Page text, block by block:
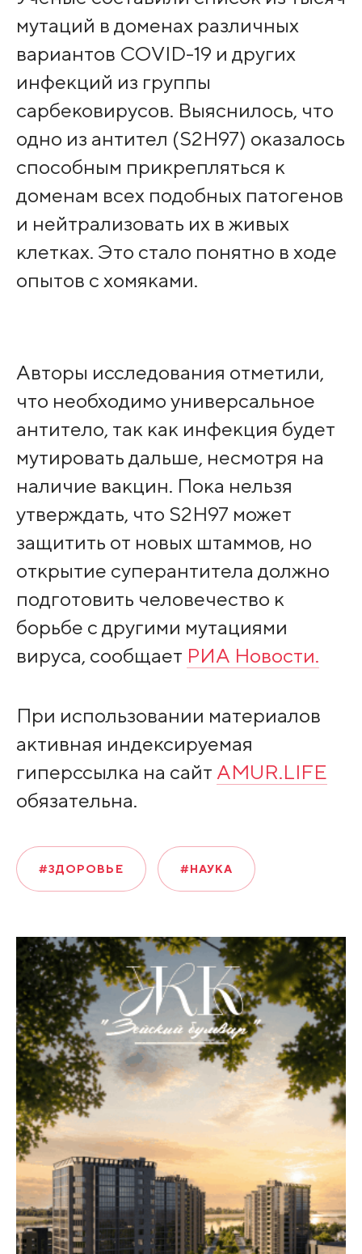
мутаций в доменах различных
вариантов COVID-19 и других
инфекций из группы
сарбековирусов. Выяснилось, что
одно из антител (S2H97) оказалось
способным прикрепляться к
доменам всех подобных патогенов
и нейтрализовать их в живых
клетках. Это стало понятно в ходе
опытов с хомяками.
Авторы исследования отметили,
что необходимо универсальное
антитело, так как инфекция будет
мутировать дальше, несмотря на
наличие вакцин. Пока нельзя
утверждать, что S2H97 может
защитить от новых штаммов, но
открытие суперантитела должно
подготовить человечество к
борьбе с другими мутациями
вируса, сообщает РИА Новости.
При использовании материалов
активная индексируемая
гиперссылка на сайт AMUR.LIFE
обязательна.
#ЗДОРОВЬЕ #НАУКА